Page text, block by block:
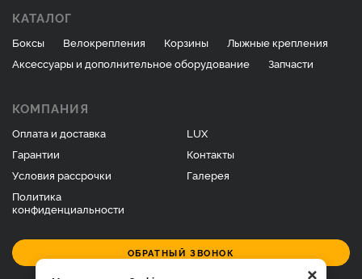
КАТАЛОГ
Боксы Велокрепления Корзины
Лыжные крепления
Аксессуары и дополнительное оборудование
Запчасти
КОМПАНИЯ
Оплата и доставка
Гарантии
Условия рассрочки
Политика
конфиденциальности
LUX
Контакты
Галерея
ОБРАТНЫЙ ЗВОНОК
×